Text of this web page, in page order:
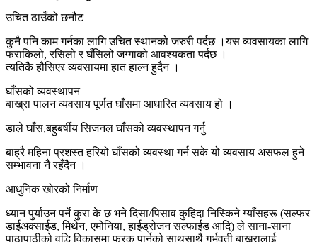
उचित ठाउँको छनौट
कुनै पनि काम गर्नका लागि उचित स्थानको जरुरी पर्दछ ।यस व्यवसायका लागि
फराकिलो, रसिलो र घँसिलो जग्गाको आवश्यकता पर्दछ ।
त्यतिकै हौसिएर व्यवसायमा हात हाल्न हुदैन ।
घाँसको व्यवस्थापन
बाख्रा पालन व्यवसाय पूर्णत घाँसमा आधारित व्यवसाय हो ।
डाले घाँस,बहुबर्षीय सिजनल घाँसको व्यवस्थापन गर्नु
बाह्रै महिना प्रशस्त हरियो घाँसको व्यवस्था गर्न सके यो व्यवसाय असफल हुने
सम्भावना नै रहँदैन ।
आधुनिक खोरको निर्माण
ध्यान पुर्याउन पर्ने कुरा के छ भने दिसा/पिसाव कुहिदा निस्किने ग्याँसहरू (सल्फर
डाईअक्साईड, मिथेन, एमोनिया, हाईड्रोजन सल्फाईड आदि) ले साना-साना
पाठापाठीको वृद्धि विकासमा फरक पार्नुको साथसाथै गर्भवती बाख्रालाई